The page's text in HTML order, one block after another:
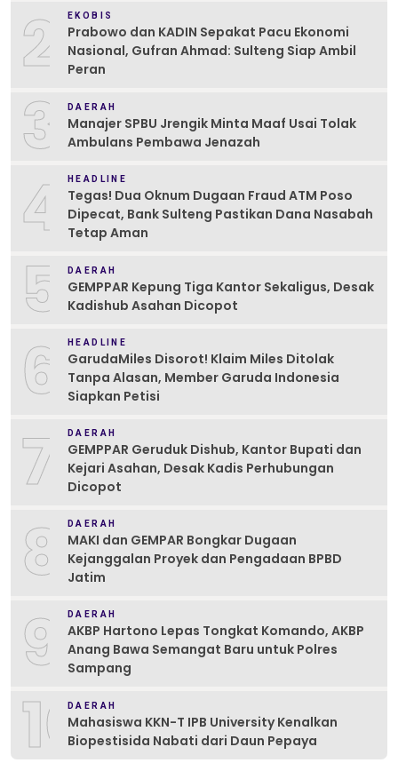
2 EKOBIS
Prabowo dan KADIN Sepakat Pacu Ekonomi
Nasional, Gufran Ahmad: Sulteng Siap Ambil
Peran
3 DAERAH
Manajer SPBU Jrengik Minta Maaf Usai Tolak
Ambulans Pembawa Jenazah
4 HEADLINE
Tegas! Dua Oknum Dugaan Fraud ATM Poso
Dipecat, Bank Sulteng Pastikan Dana Nasabah
Tetap Aman
5 DAERAH
GEMPPAR Kepung Tiga Kantor Sekaligus, Desak
Kadishub Asahan Dicopot
6 HEADLINE
GarudaMiles Disorot! Klaim Miles Ditolak
Tanpa Alasan, Member Garuda Indonesia
Siapkan Petisi
7 DAERAH
GEMPPAR Geruduk Dishub, Kantor Bupati dan
Kejari Asahan, Desak Kadis Perhubungan
Dicopot
8 DAERAH
MAKI dan GEMPAR Bongkar Dugaan
Kejanggalan Proyek dan Pengadaan BPBD
Jatim
9 DAERAH
AKBP Hartono Lepas Tongkat Komando, AKBP
Anang Bawa Semangat Baru untuk Polres
Sampang
10DAERAH
Mahasiswa KKN-T IPB University Kenalkan
Biopestisida Nabati dari Daun Pepaya